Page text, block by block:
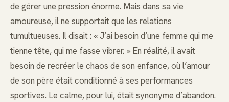
de gérer une pression énorme. Mais dans sa vie
amoureuse, il ne supportait que les relations
tumultueuses. Il disait : « J’ai besoin d’une femme qui me
tienne tête, qui me fasse vibrer. » En réalité, il avait
besoin de recréer le chaos de son enfance, où l’amour
de son père était conditionné à ses performances
sportives. Le calme, pour lui, était synonyme d’abandon.